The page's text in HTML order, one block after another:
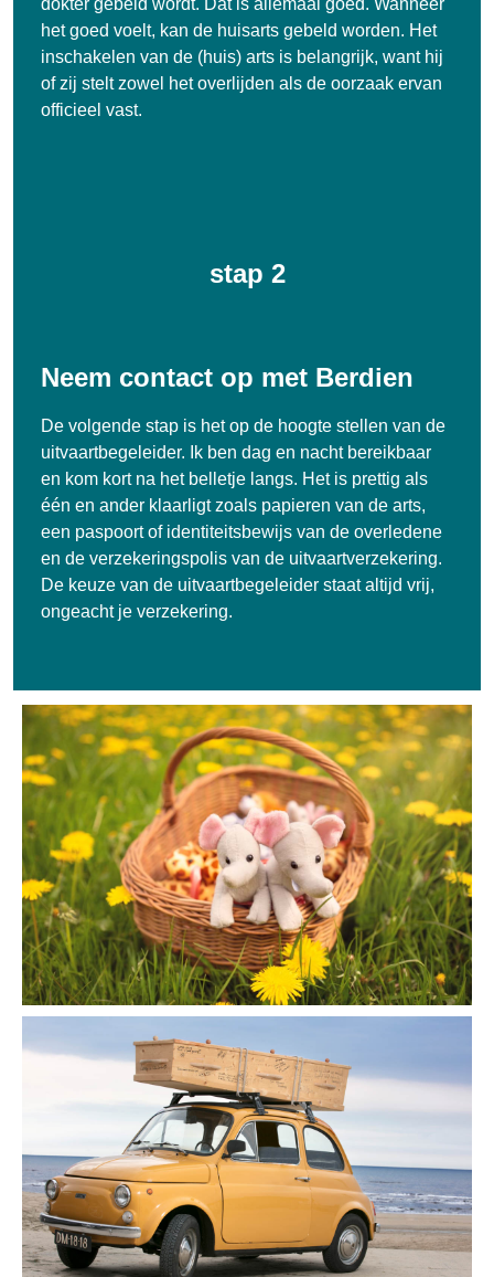
het goed voelt, kan de huisarts gebeld worden. Het
inschakelen van de (huis) arts is belangrijk, want hij
of zij stelt zowel het overlijden als de oorzaak ervan
officieel vast.
stap 2
Neem contact op met Berdien
De volgende stap is het op de hoogte stellen van de
uitvaartbegeleider. Ik ben dag en nacht bereikbaar
en kom kort na het belletje langs. Het is prettig als
één en ander klaarligt zoals papieren van de arts,
een paspoort of identiteitsbewijs van de overledene
en de verzekeringspolis van de uitvaartverzekering.
De keuze van de uitvaartbegeleider staat altijd vrij,
ongeacht je verzekering.